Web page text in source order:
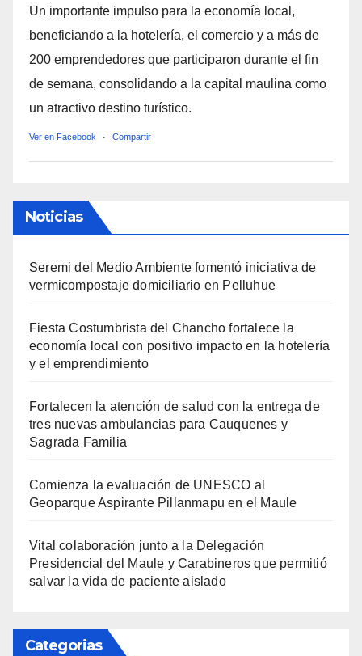
Un importante impulso para la economía local,
beneficiando a la hotelería, el comercio y a más de
200 emprendedores que participaron durante el fin
de semana, consolidando a la capital maulina como
un atractivo destino turístico.
Ver en Facebook · Compartir
Noticias
Seremi del Medio Ambiente fomentó iniciativa de
vermicompostaje domiciliario en Pelluhue
Fiesta Costumbrista del Chancho fortalece la
economía local con positivo impacto en la hotelería
y el emprendimiento
Fortalecen la atención de salud con la entrega de
tres nuevas ambulancias para Cauquenes y
Sagrada Familia
Comienza la evaluación de UNESCO al
Geoparque Aspirante Pillanmapu en el Maule
Vital colaboración junto a la Delegación
Presidencial del Maule y Carabineros que permitió
salvar la vida de paciente aislado
Categorias